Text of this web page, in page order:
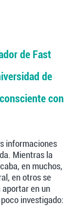
de Periodismo
de Fast
de
con
informaciones
Mientras la
en muchos,
en otros se
en un
investigado: